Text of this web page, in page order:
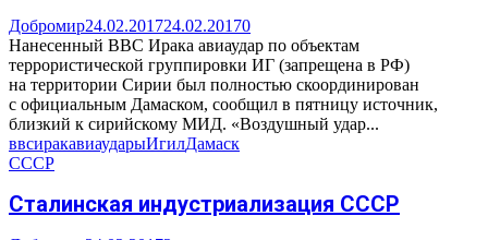
Добромир24.02.201724.02.20170
Нанесенный ВВС Ирака авиаудар по объектам
террористической группировки ИГ (запрещена в РФ)
на территории Сирии был полностью скоординирован
с официальным Дамаском, сообщил в пятницу источник,
близкий к сирийскому МИД. «Воздушный удар...
ввсиракавиаударыИгилДамаск
СССР
Сталинская индустриализация СССР